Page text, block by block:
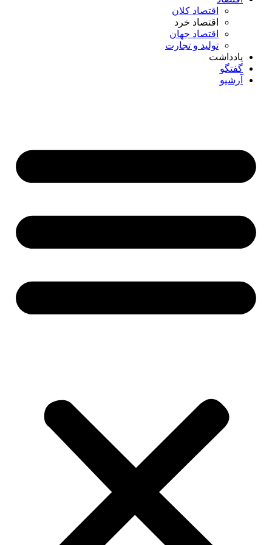
اقتصاد کلان
اقتصاد خرد
اقتصاد جهان
تولید و تجارت
یادداشت
گفتگو
آرشیو